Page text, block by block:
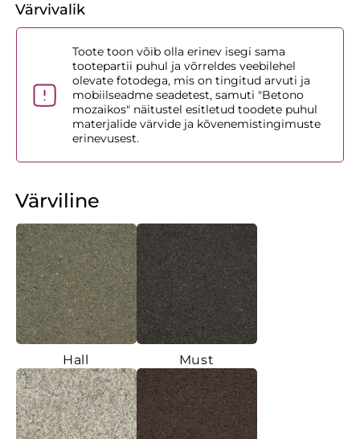
Värvivalik
Toote toon võib olla erinev isegi sama
tootepartii puhul ja võrreldes veebilehel
olevate fotodega, mis on tingitud arvuti ja
mobiilseadme seadetest, samuti "Betono
mozaikos" näitustel esitletud toodete puhul
materjalide värvide ja kõvenemistingimuste
erinevusest.
Värviline
Hall Must